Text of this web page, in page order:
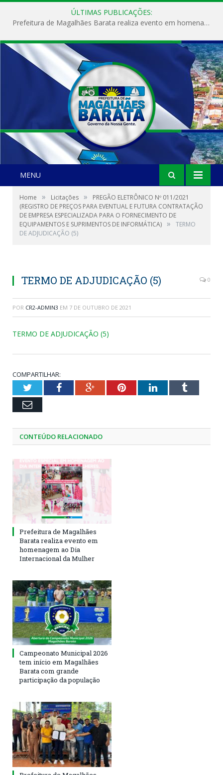
ÚLTIMAS PUBLICAÇÕES:
Prefeitura de Magalhães Barata realiza evento em homenagem ao Dia Internacional da Mulher
MENU
Home » Licitações »
PREGÃO ELETRÔNICO Nº 011/2021
(REGISTRO DE PREÇOS PARA EVENTUAL E FUTURA CONTRATAÇÃO
DE EMPRESA ESPECIALIZADA PARA O FORNECIMENTO DE
EQUIPAMENTOS E SUPRIMENTOS DE INFORMÁTICA) »
TERMO
DE ADJUDICAÇÃO (5)
TERMO DE ADJUDICAÇÃO (5) 0
POR CR2-ADMIN3 EM 7 DE OUTUBRO DE 2021
TERMO DE ADJUDICAÇÃO (5)
COMPARTILHAR:
TwitterFacebookGoogle+PinterestLinkedInTumblr
Email
CONTEÚDO RELACIONADO
Prefeitura de Magalhães
Barata realiza evento em
homenagem ao Dia
Internacional da Mulher
Campeonato Municipal 2026
tem início em Magalhães
Barata com grande
participação da população